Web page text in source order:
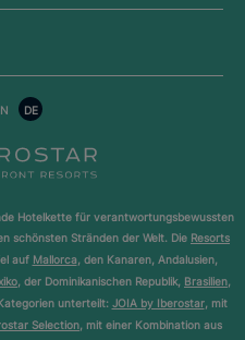
DE
Hotelkette für verantwortungsbewussten
schönsten Stränden der Welt. Die Resorts
auf Mallorca, den Kanaren, Andalusien,
, der Dominikanischen Republik, Brasilien,
unterteilt: JOIA by Iberostar, mit
Selection, mit einer Kombination aus